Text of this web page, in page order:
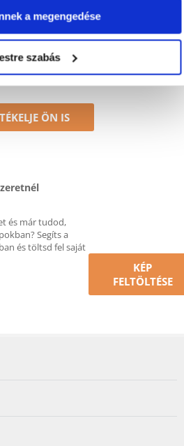
a megengedése
szabás
ÖN IS
és már tudod,
Segíts a
és töltsd fel saját
KÉP
FELTÖLTÉSE